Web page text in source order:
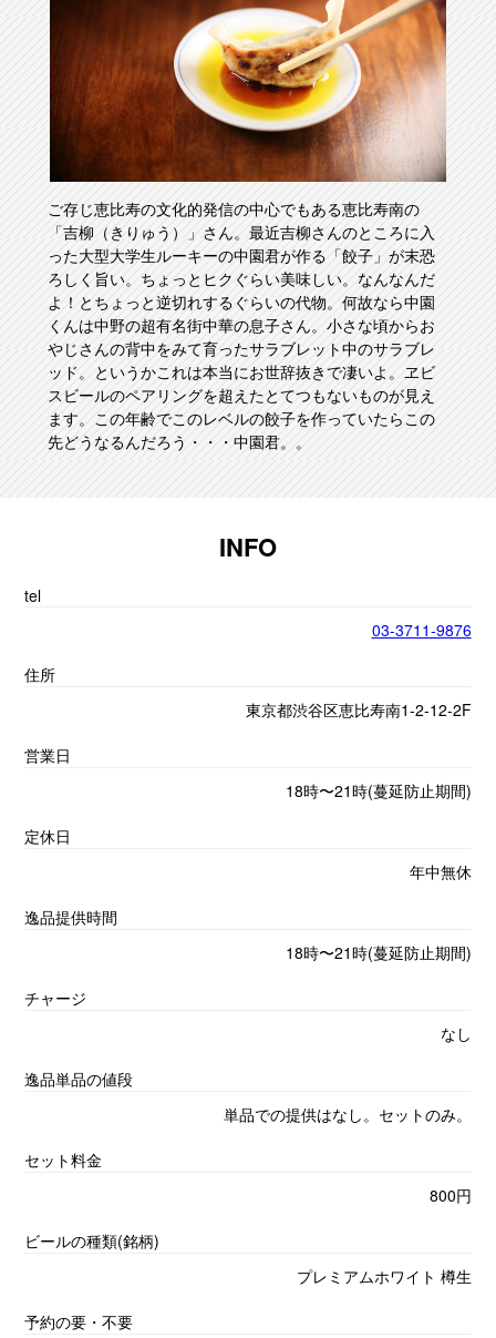
ご存じ恵比寿の文化的発信の中心でもある恵比寿南の
「吉柳（きりゅう）」さん。最近吉柳さんのところに入
った大型大学生ルーキーの中園君が作る「餃子」が末恐
ろしく旨い。ちょっとヒクぐらい美味しい。なんなんだ
よ！とちょっと逆切れするぐらいの代物。何故なら中園
くんは中野の超有名街中華の息子さん。小さな頃からお
やじさんの背中をみて育ったサラブレット中のサラブレ
ッド。というかこれは本当にお世辞抜きで凄いよ。ヱビ
スビールのペアリングを超えたとてつもないものが見え
ます。この年齢でこのレベルの餃子を作っていたらこの
先どうなるんだろう・・・中園君。。
INFO
tel
03-3711-9876
住所
東京都渋谷区恵比寿南1-2-12-2F
営業日
18時〜21時(蔓延防止期間)
定休日
年中無休
逸品提供時間
18時〜21時(蔓延防止期間)
チャージ
なし
逸品単品の値段
単品での提供はなし。セットのみ。
セット料金
800円
ビールの種類(銘柄)
プレミアムホワイト 樽生
予約の要・不要